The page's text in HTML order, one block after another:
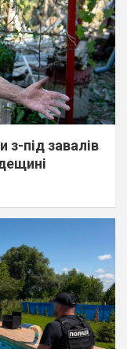
з-під завалів